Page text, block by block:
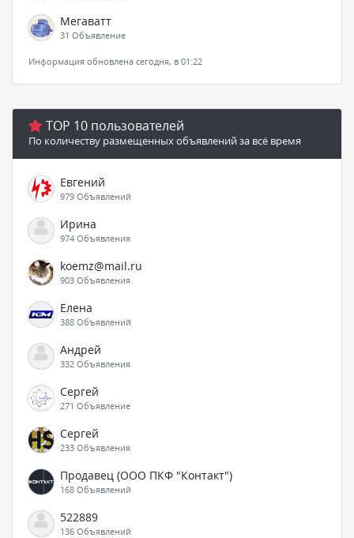
Мегаватт
31 Объявление
Информация обновлена сегодня, в 01:22
TOP 10 пользователей
По количеству размещенных объявлений за всё время
Евгений
979 Объявлений
Ирина
974 Объявления
koemz@mail.ru
903 Объявления
Елена
388 Объявлений
Андрей
332 Объявления
Сергей
271 Объявление
Сергей
233 Объявления
Продавец (ООО ПКФ "Контакт")
168 Объявлений
522889
136 Объявлений